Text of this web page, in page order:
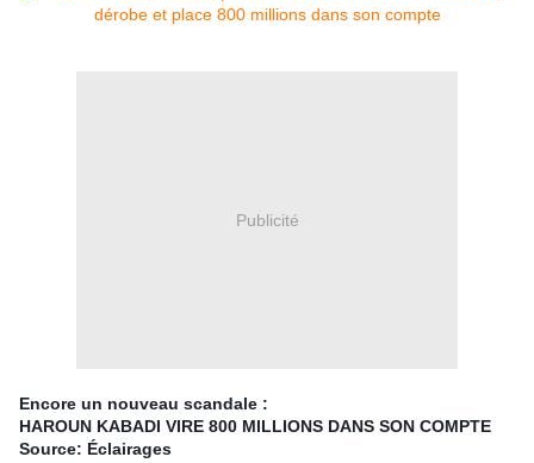
Publicité
Encore un nouveau scandale :
HAROUN KABADI VIRE 800 MILLIONS DANS SON COMPTE
Source: Éclairages